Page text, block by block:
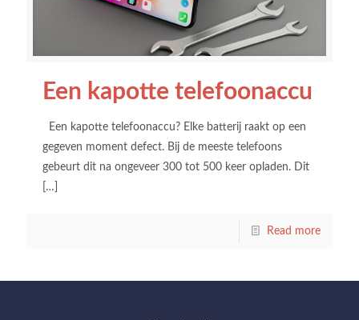
Een kapotte telefoonaccu
Een kapotte telefoonaccu? Elke batterij raakt op een
gegeven moment defect. Bij de meeste telefoons
gebeurt dit na ongeveer 300 tot 500 keer opladen. Dit
[…]
Read more